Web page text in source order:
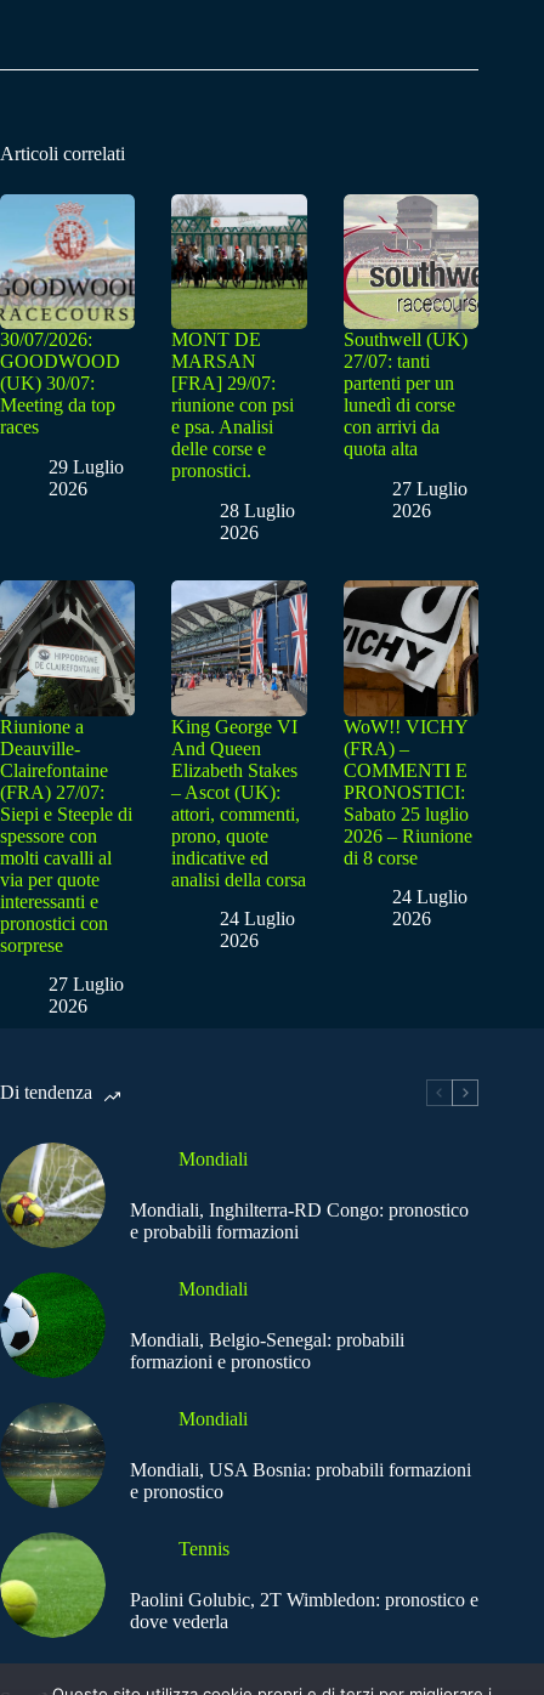
Articoli correlati
30/07/2026:
GOODWOOD
(UK) 30/07:
Meeting da top
races
29 Luglio
2026
MONT DE
MARSAN
[FRA] 29/07:
riunione con psi
e psa. Analisi
delle corse e
pronostici.
28 Luglio
2026
Southwell (UK)
27/07: tanti
partenti per un
lunedì di corse
con arrivi da
quota alta
27 Luglio
2026
Riunione a
Deauville-
Clairefontaine
(FRA) 27/07:
Siepi e Steeple di
spessore con
molti cavalli al
via per quote
interessanti e
pronostici con
sorprese
27 Luglio
2026
King George VI
And Queen
Elizabeth Stakes
– Ascot (UK):
attori, commenti,
prono, quote
indicative ed
analisi della corsa
24 Luglio
2026
WoW!! VICHY
(FRA) –
COMMENTI E
PRONOSTICI:
Sabato 25 luglio
2026 – Riunione
di 8 corse
24 Luglio
2026
Di tendenza
Mondiali
Mondiali, Inghilterra-RD Congo: pronostico
e probabili formazioni
Mondiali
Mondiali, Belgio-Senegal: probabili
formazioni e pronostico
Mondiali
Mondiali, USA Bosnia: probabili formazioni
e pronostico
Tennis
Paolini Golubic, 2T Wimbledon: pronostico e
dove vederla